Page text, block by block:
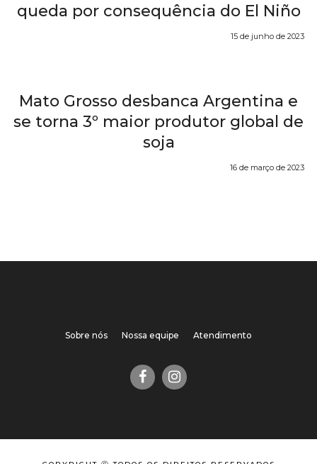
queda por consequência do El Niño
15 de junho de 2023
Mato Grosso desbanca Argentina e
se torna 3º maior produtor global de
soja
16 de março de 2023
Sobre nós Nossa equipe Atendimento